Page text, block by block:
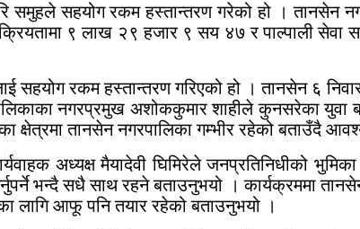
समुहले सहयोग रकम हस्तान्तरण गरेको हो । तानसेन
९ लाख २९ हजार ९ सय ४७ र पाल्पाली सेवा
सहयोग रकम हस्तान्तरण गरिएको हो । तानसेन ६
नगरप्रमुख अशोककुमार शाहीले कुनसरेका युवा
क्षेत्रमा तानसेन नगरपालिका गम्भीर रहेको बताउँदै
अध्यक्ष मैयादेवी घिमिरेले जनप्रतिनिधीको
भन्दै सधै साथ रहने बताउनुभयो । कार्यक्रममा
लागि आफू पनि तयार रहेको बताउनुभयो ।